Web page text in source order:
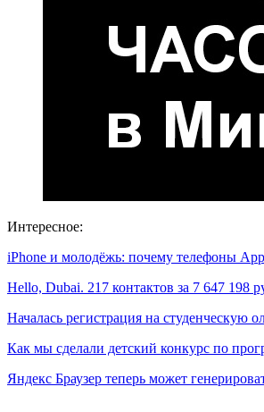
Интересное:
iPhone и молодёжь: почему телефоны
Hello, Dubai. 217 контактов за 7 647 198
Началась регистрация на студенческую
Как мы сделали детский конкурс по
Яндекс Браузер теперь может